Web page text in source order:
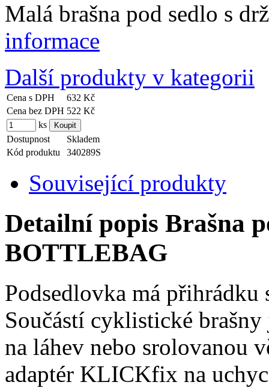
Malá brašna pod sedlo s
informace
Další produkty v kategorii
Cena s DPH
632 Kč
Cena bez DPH 522 Kč
ks
Dostupnost
Skladem
Kód produktu
340289S
Související produkty
Detailní popis Brašna
BOTTLEBAG
Podsedlovka má přihrádku
Součástí cyklistické
na láhev nebo srolovanou
adaptér KLICKfix na